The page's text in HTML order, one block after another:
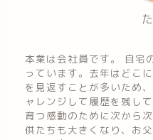
本業は会社員です。 自宅
っています。去年はどこ
を見返すことが多いため
ャレンジして履歴を残し
育つ感動のために次から
供たちも大きくなり、お